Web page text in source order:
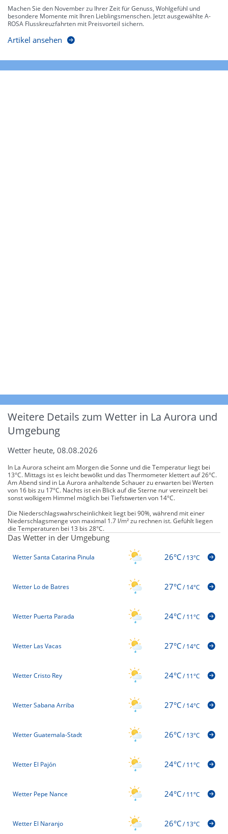
Machen Sie den November zu Ihrer Zeit für Genuss, Wohlgefühl und
besondere Momente mit Ihren Lieblingsmenschen. Jetzt ausgewählte A-
ROSA Flusskreuzfahrten mit Preisvorteil sichern.
Artikel ansehen
Weitere Details zum Wetter in La Aurora und
Umgebung
Wetter heute, 08.08.2026
In La Aurora scheint am Morgen die Sonne und die Temperatur liegt bei
13°C. Mittags ist es leicht bewölkt und das Thermometer klettert auf 26°C.
Am Abend sind in La Aurora anhaltende Schauer zu erwarten bei Werten
von 16 bis zu 17°C. Nachts ist ein Blick auf die Sterne nur vereinzelt bei
sonst wolkigem Himmel möglich bei Tiefstwerten von 14°C.
Die Niederschlagswahrscheinlichkeit liegt bei 90%, während mit einer
Niederschlagsmenge von maximal 1.7 l/m² zu rechnen ist. Gefühlt liegen
die Temperaturen bei 13 bis 28°C.
Das Wetter in der Umgebung
Wetter Santa Catarina Pinula 26°C/13°C
Wetter Lo de Batres 27°C/14°C
Wetter Puerta Parada 24°C/11°C
Wetter Las Vacas 27°C/14°C
Wetter Cristo Rey 24°C/11°C
Wetter Sabana Arriba 27°C/14°C
Wetter Guatemala-Stadt 26°C/13°C
Wetter El Pajón 24°C/11°C
Wetter Pepe Nance 24°C/11°C
Wetter El Naranjo 26°C/13°C